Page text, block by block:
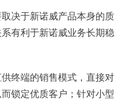
决于新诺威产品本身的质
有利于新诺威业务长期稳
终端的销售模式，直接对
锁定优质客户；针对小型